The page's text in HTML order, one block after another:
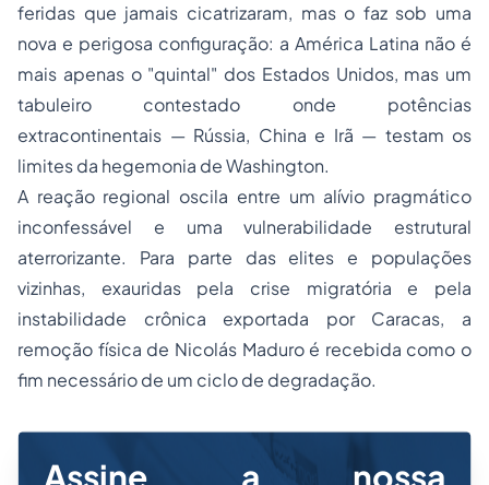
feridas que jamais cicatrizaram, mas o faz sob uma
nova e perigosa configuração: a América Latina não é
mais apenas o "quintal" dos Estados Unidos, mas um
tabuleiro contestado onde potências
extracontinentais — Rússia, China e Irã — testam os
limites da hegemonia de Washington.
A reação regional oscila entre um alívio pragmático
inconfessável e uma vulnerabilidade estrutural
aterrorizante. Para parte das elites e populações
vizinhas, exauridas pela crise migratória e pela
instabilidade crônica exportada por Caracas, a
remoção física de Nicolás Maduro é recebida como o
fim necessário de um ciclo de degradação.
Assine a nossa